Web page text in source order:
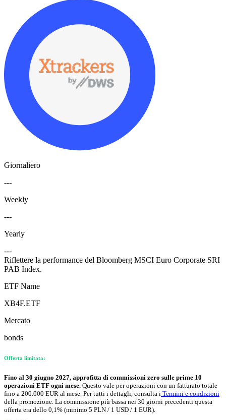
Giornaliero
---
Weekly
---
Yearly
---
Riflettere la performance del Bloomberg MSCI Euro Corporate SRI
PAB Index.
ETF Name
XB4F.ETF
Mercato
bonds
Offerta limitata:
Fino al 30 giugno 2027, approfitta di commissioni zero sulle prime 10
operazioni ETF ogni mese. Questo vale per operazioni con un fatturato totale
fino a 200.000 EUR al mese. Per tutti i dettagli, consulta i Termini e condizioni
della promozione. La commissione più bassa nei 30 giorni precedenti questa
offerta era dello 0,1% (minimo 5 PLN / 1 USD / 1 EUR).